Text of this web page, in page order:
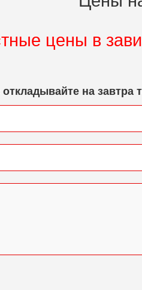
цены в
откладывайте на завтра